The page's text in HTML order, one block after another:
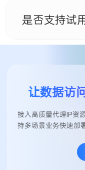
发请求处理，在高
是否支持试
支持测试验证，可
需求进行配置与选
让数据访
接入高质量代理IP资
持多场景业务快速部